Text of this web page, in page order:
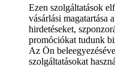
Ezen szolgáltatások
vásárlási magatartása
hirdetéseket,
promóciókat tudunk
Az Ön
szolgáltatásokat